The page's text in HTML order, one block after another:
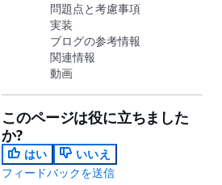
問題点と考慮事項
実装
ブログの参考情報
関連情報
動画
このページは役に立ちました
か?
はい
いいえ
フィードバックを送信